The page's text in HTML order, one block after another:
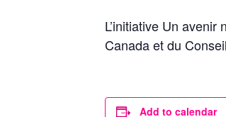
L’initiative Un
Canada et du
Add to calendar